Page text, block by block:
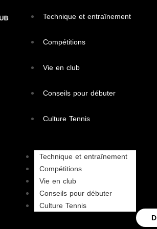
Technique et entraînement
Compétitions
Vie en club
Conseils pour débuter
Culture Tennis
Technique et entraînement
Compétitions
Vie en club
Conseils pour débuter
Culture Tennis